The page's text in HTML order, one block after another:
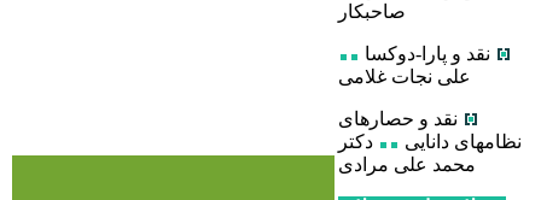
صاحبکار
نقد و پارا-دوکسا
علی نجات غلامی
نقد و حصارهای
نظامهای دانایی
دکتر
محمد علی مرادی